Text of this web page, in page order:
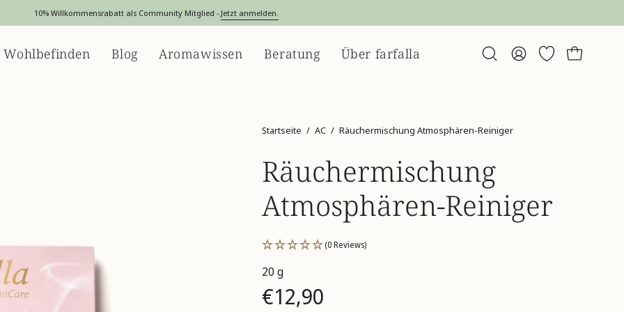
10% Willkommensrabatt als Community Mitglied - Jetzt anmelden.
Wohlbefinden Blog Aromawissen Beratung Über farfalla
SuchleisteMeinWunschliste
Startseite / AC / Räuchermischung Atmosphären-Reiniger
Räuchermischung
Atmosphären-Reiniger
(0 Reviews)
20 g
€12,90